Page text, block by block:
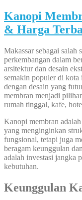
Kanopi
& Harga
Makassar sebagai salah
perkembangan dalam
arsitektur dan desain
semakin populer di kota
dengan desain yang
membran menjadi
rumah tinggal, kafe,
Kanopi membran
yang menginginkan
fungsional, tetapi juga
beragam keunggulan
adalah investasi jangka
kebutuhan.
Keunggulan